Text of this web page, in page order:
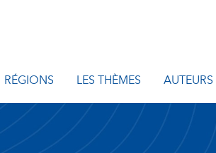
RÉGIONS LES THÈMES AUTEURS